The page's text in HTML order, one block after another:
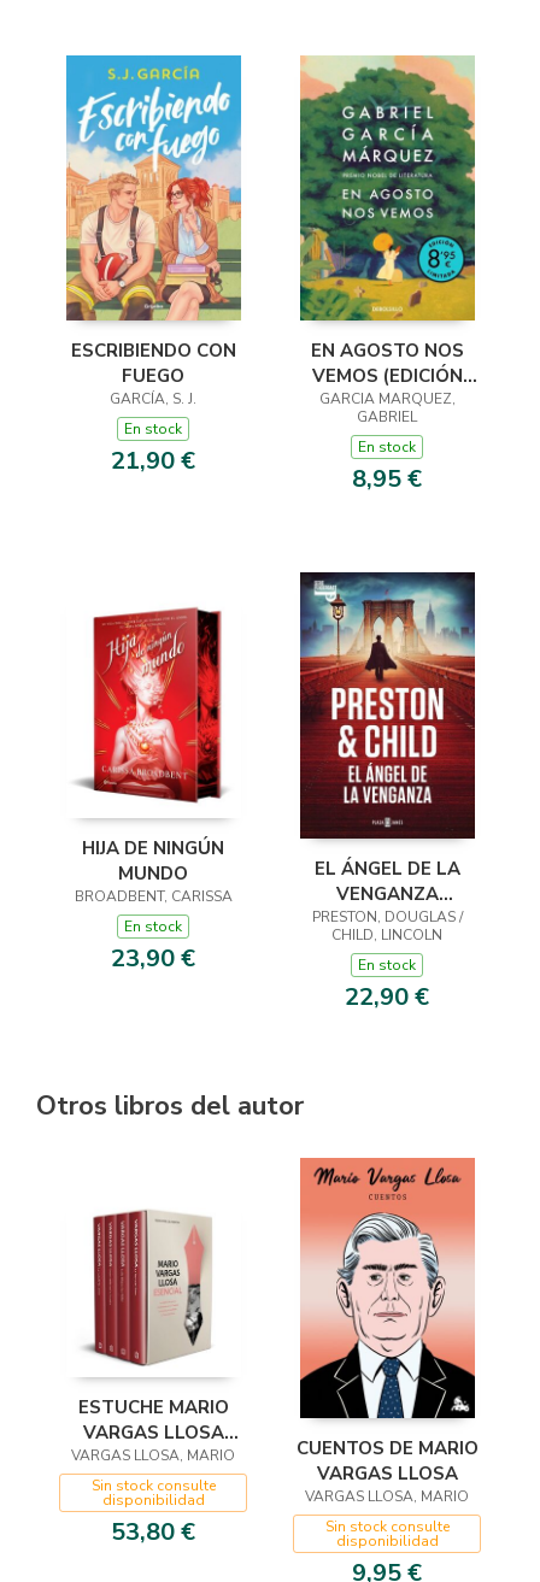
ESCRIBIENDO CON
FUEGO
GARCÍA, S. J.
En stock
21,90 €
EN AGOSTO NOS
VEMOS (EDICIÓN
LIMITADA)
GARCIA MARQUEZ,
GABRIEL
En stock
8,95 €
HIJA DE NINGÚN
MUNDO
BROADBENT, CARISSA
En stock
23,90 €
EL ÁNGEL DE LA
VENGANZA
(INSPECTOR
PENDERGAST 22)
PRESTON, DOUGLAS /
CHILD, LINCOLN
En stock
22,90 €
Otros libros del autor
ESTUCHE MARIO
VARGAS LLOSA
ESENCIAL
VARGAS LLOSA, MARIO
Sin stock consulte
disponibilidad
53,80 €
CUENTOS DE MARIO
VARGAS LLOSA
VARGAS LLOSA, MARIO
Sin stock consulte
disponibilidad
9,95 €